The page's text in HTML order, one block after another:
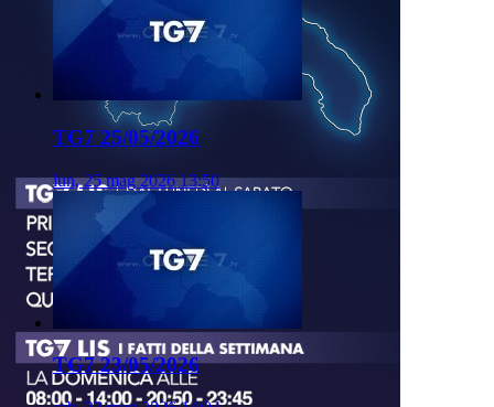
TG7 25/05/2026
lun, 25 mag 2026 13:50
TG7 23/05/2026